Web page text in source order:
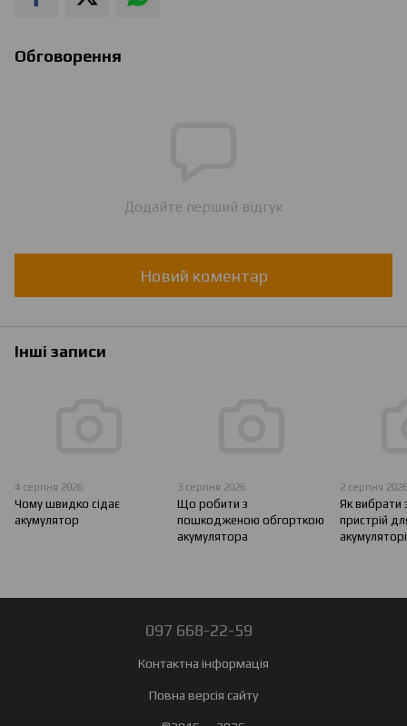
Обговорення
Додайте перший відгук
Новий коментар
Інші записи
4 серпня 2026
Чому швидко сідає
акумулятор
3 серпня 2026
Що робити з
пошкодженою обгорткою
акумулятора
2 серпня
Як вибрати
пристрій
097 668-22-59
Контактна інформація
Повна версія сайту